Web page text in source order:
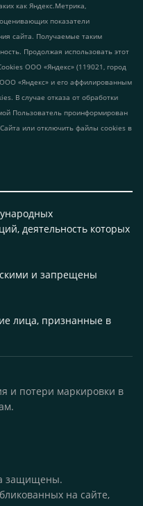
как Яндекс.Метрика,
показатели
сайта. Получаемые таким
Продолжая использовать этот
ООО «Яндекс» (119021, город
«Яндекс» и его аффилированным
В случае отказа от обработки
Пользователь проинформирован
или отключить файлы cookies в
деятельность которых
и запрещены
лица, признанные в
и потери маркировки в
защищены.
на сайте,